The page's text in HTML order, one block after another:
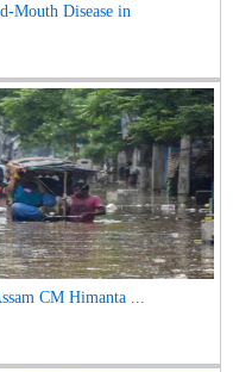
Mouth Disease in
CM Himanta ...